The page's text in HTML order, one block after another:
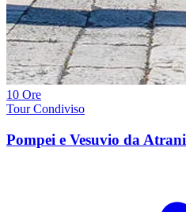
10 Ore
Tour Condiviso
Pompei e Vesuvio da Atrani